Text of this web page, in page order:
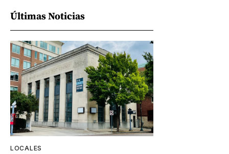
Últimas Noticias
LOCALES